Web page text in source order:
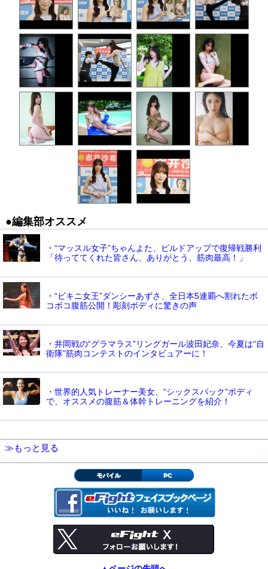
●編集部オススメ
・“マッスル女子”ちゃんよた、ビルドアップで復帰戦勝利
「待っててくれた皆さん、ありがとう、筋肉最高！」
・“ビキニ女王”ダンシーあずさ、全日本5連覇へ割れたボ
コボコ腹筋公開！彫刻ボディに驚きの声
・井岡戦の“グラマラス”リングガール波田妃奈、今夏は“自
衛隊”筋肉コンテストのインタビュアーに！
・世界的人気トレーナー美女、“シックスパック”ボディ
で、オススメの腹筋＆体幹トレーニングを紹介！
≫もっと見る
モバイル PC